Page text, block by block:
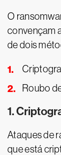
O
convençam
de dois
Roubo
1.
Ataques de
que está